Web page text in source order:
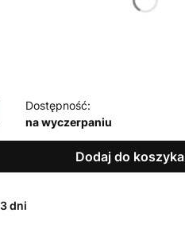
Dostępność:
na wyczerpaniu
Dodaj do koszyka
3 dni